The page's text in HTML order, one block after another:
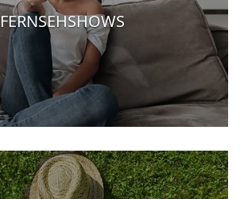
FERNSEHSHOWS